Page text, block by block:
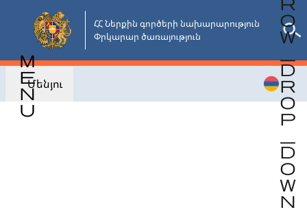
հիմնական
բովանդակությանը
ՀՀ Ներքին գործերի նախարարություն
Փրկարար ծառայություն
Մենյու